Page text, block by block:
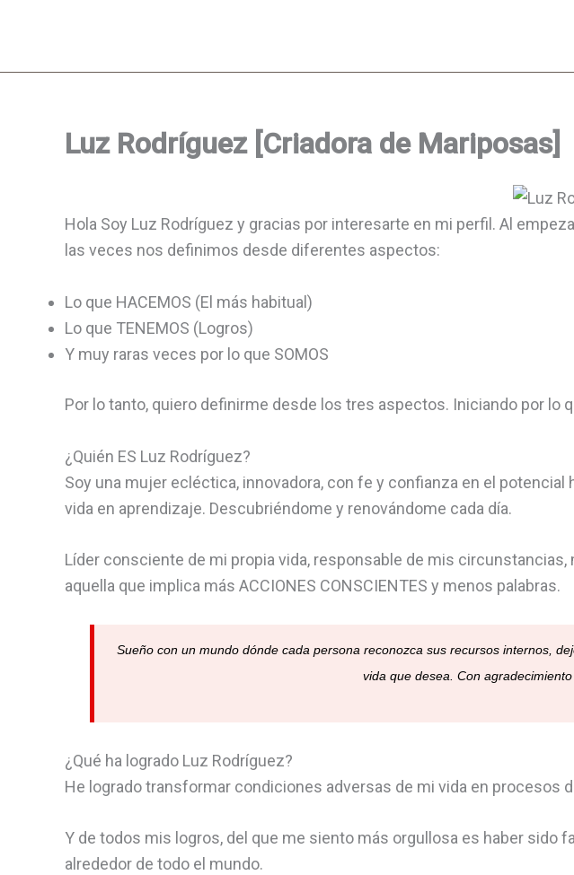
Luz Rodríguez [Criadora de Mariposas]
Hola Soy Luz Rodríguez y gracias por interesarte en mi perfil. Al
las veces nos definimos desde diferentes aspectos:
Lo que HACEMOS (El más habitual)
Lo que TENEMOS (Logros)
Y muy raras veces por lo que SOMOS
Por lo tanto, quiero definirme desde los tres aspectos. Iniciando por lo
¿Quién ES Luz Rodríguez?
Soy una mujer ecléctica, innovadora, con fe y confianza en el
vida en aprendizaje. Descubriéndome y renovándome cada día.
Líder consciente de mi propia vida, responsable de mis
aquella que implica más ACCIONES CONSCIENTES y menos palabras.
Sueño con un mundo dónde cada persona reconozca sus recursos internos,
vida que desea. Con
¿Qué ha logrado Luz Rodríguez?
He logrado transformar condiciones adversas de mi vida en procesos
Y de todos mis logros, del que me siento más orgullosa es haber sido
alrededor de todo el mundo.